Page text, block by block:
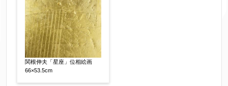
合わせください。
電話番号 【必須】
※携帯電話などご連絡が取りやすいお電話番号を
お願い致します。
関根伸夫「星座」位相絵画
66×53.5cm